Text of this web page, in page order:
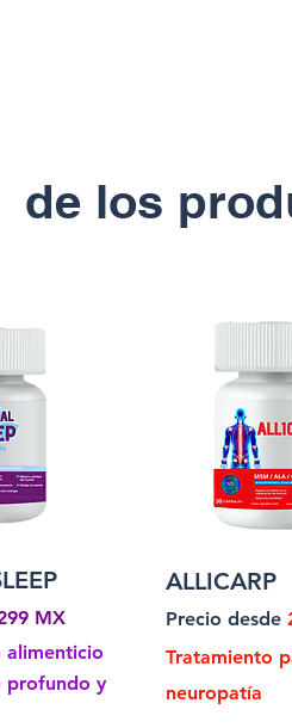
de los
MX
alimenticio
profundo y
ALLICARP
Precio desde
Tratamiento
neuropatía